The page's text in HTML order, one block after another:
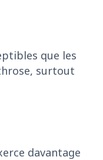
que les
surtout
davantage